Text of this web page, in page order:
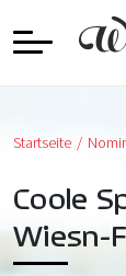
Startseite
Coole
Wiesn-